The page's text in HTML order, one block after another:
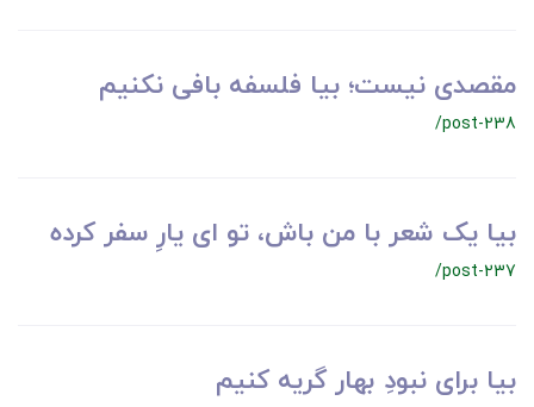
مقصدی نیست؛ بیا فلسفه بافی نکنیم
/post-238
بیا یک شعر با من باش، تو ای یارِ سفر کرده
/post-237
بیا برای نبودِ بهار گریه کنیم